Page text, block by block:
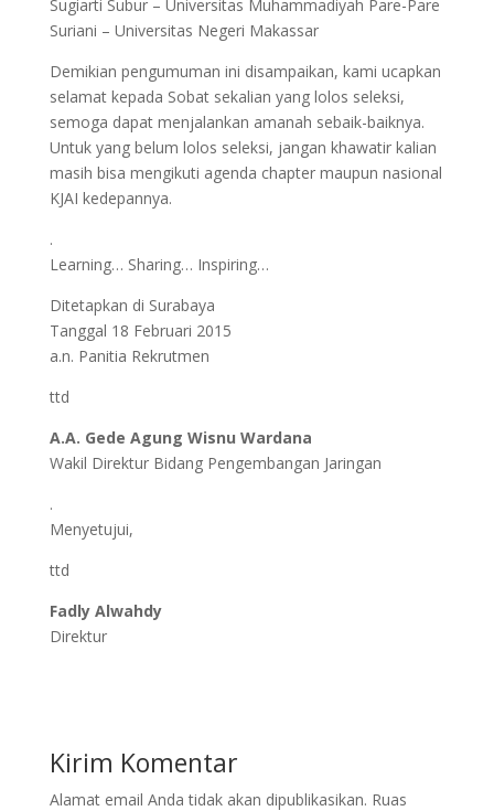
Sugiarti Subur – Universitas Muhammadiyah Pare-Pare
Suriani – Universitas Negeri Makassar
Demikian pengumuman ini disampaikan, kami ucapkan
selamat kepada Sobat sekalian yang lolos seleksi,
semoga dapat menjalankan amanah sebaik-baiknya.
Untuk yang belum lolos seleksi, jangan khawatir kalian
masih bisa mengikuti agenda chapter maupun nasional
KJAI kedepannya.
.
Learning… Sharing… Inspiring…
Ditetapkan di Surabaya
Tanggal 18 Februari 2015
a.n. Panitia Rekrutmen
ttd
A.A. Gede Agung Wisnu Wardana
Wakil Direktur Bidang Pengembangan Jaringan
.
Menyetujui,
ttd
Fadly Alwahdy
Direktur
Kirim Komentar
Alamat email Anda tidak akan dipublikasikan. Ruas